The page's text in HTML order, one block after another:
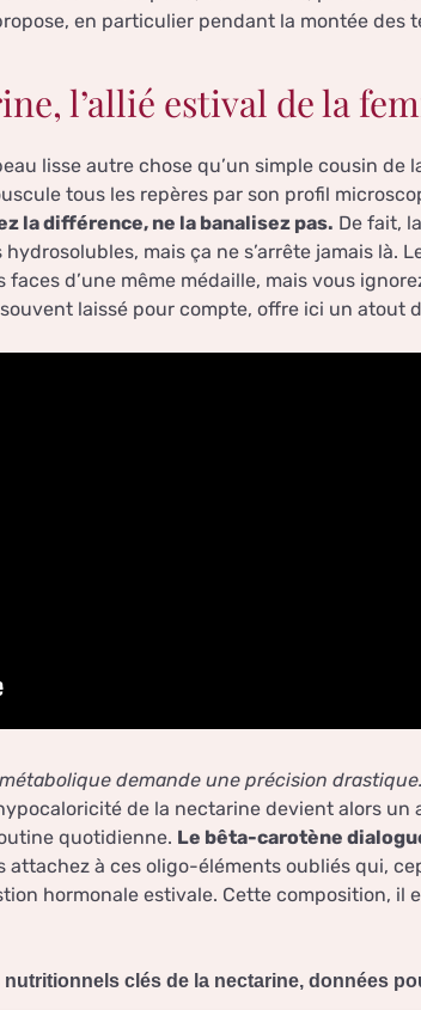
en particulier pendant la montée des
l’allié estival de la
lisse autre chose qu’un simple cousin de
tous les repères par son profil
la différence, ne la banalisez pas. De fait,
mais ça ne s’arrête jamais là.
faces d’une même médaille, mais vous
laissé pour compte, offre ici un atout
demande une précision drastique.
de la nectarine devient alors un
quotidienne. Le bêta-carotène
attachez à ces oligo-éléments oubliés qui,
hormonale estivale. Cette composition, il
clés de la nectarine, données